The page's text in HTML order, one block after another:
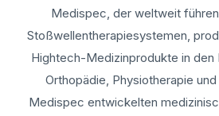
Medispec, der weltweit
Stoßwellentherapiesystemen,
Hightech-Medizinprodukte in den
Orthopädie, Physiotherapie
Medispec entwickelten